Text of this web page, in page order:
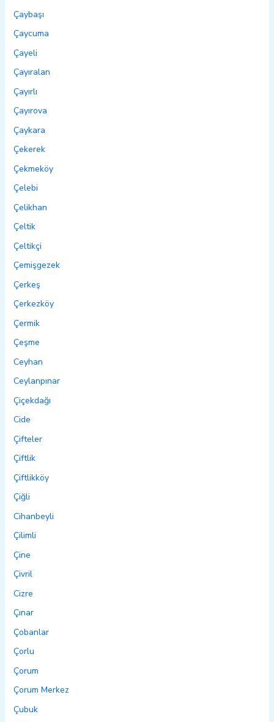
Çaybaşı
Çaycuma
Çayeli
Çayıralan
Çayırlı
Çayırova
Çaykara
Çekerek
Çekmeköy
Çelebi
Çelikhan
Çeltik
Çeltikçi
Çemişgezek
Çerkeş
Çerkezköy
Çermik
Çeşme
Ceyhan
Ceylanpınar
Çiçekdağı
Cide
Çifteler
Çiftlik
Çiftlikköy
Çiğli
Cihanbeyli
Çilimli
Çine
Çivril
Cizre
Çınar
Çobanlar
Çorlu
Çorum
Çorum Merkez
Çubuk